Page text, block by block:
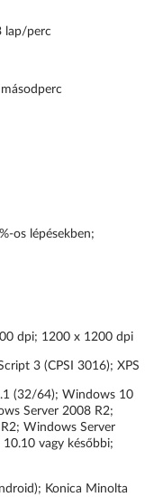
lap/perc
os lépésekben;
dpi; 1200 x 1200 dpi
3 (CPSI 3016); XPS
(32/64); Windows 10
Server 2008 R2;
Windows Server
vagy későbbi;
Konica Minolta